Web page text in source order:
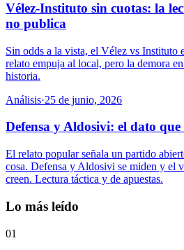
Vélez-Instituto sin cuotas: la
no publica
Sin odds a la vista, el Vélez vs Instituto
relato empuja al local, pero la demora
historia.
Análisis·25 de junio, 2026
Defensa y Aldosivi: el dato
El relato popular señala un partido
cosa. Defensa y Aldosivi se miden y el
creen. Lectura táctica y de apuestas.
Lo más leído
01